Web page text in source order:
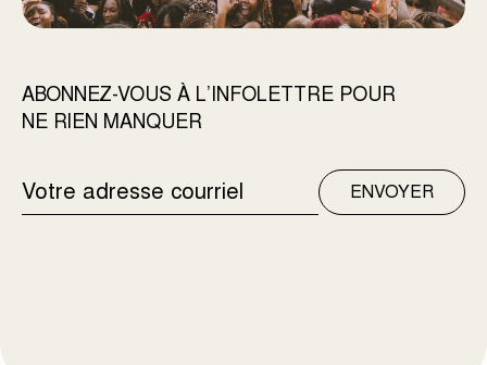
ABONNEZ-VOUS À L’INFOLETTRE POUR
NE RIEN MANQUER
ADRESSE
COURRIEL
ENVOYER